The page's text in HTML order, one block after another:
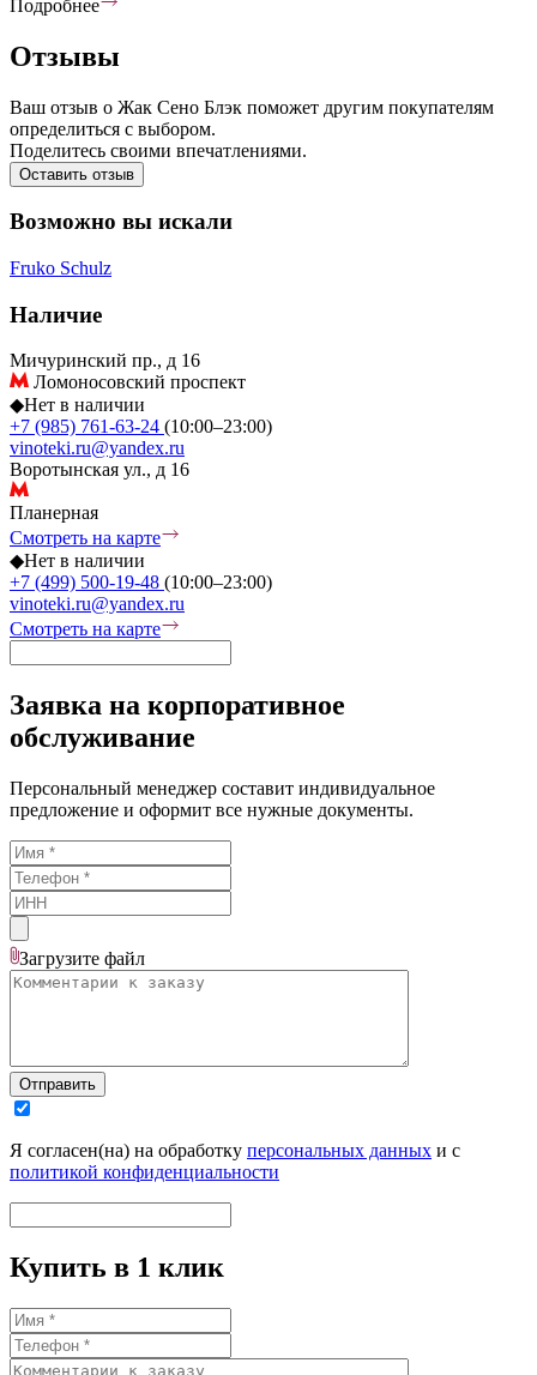
Подробнее
Отзывы
Ваш отзыв о Жак Сено Блэк поможет другим покупателям
определиться с выбором.
Поделитесь своими впечатлениями.
Оставить отзыв
Возможно вы искали
Fruko Schulz
Наличие
Мичуринский пр., д 16
Ломоносовский проспект
◆Нет в наличии
+7 (985) 761-63-24 (10:00–23:00)
vinoteki.ru@yandex.ru
Воротынская ул., д 16
Планерная
Смотреть на карте
◆Нет в наличии
+7 (499) 500-19-48 (10:00–23:00)
vinoteki.ru@yandex.ru
Смотреть на карте
Заявка на корпоративное
обслуживание
Персональный менеджер составит индивидуальное
предложение и оформит все нужные документы.
Загрузите файл
Отправить
Я согласен(на) на обработку персональных данных и с
политикой конфиденциальности
Купить в 1 клик